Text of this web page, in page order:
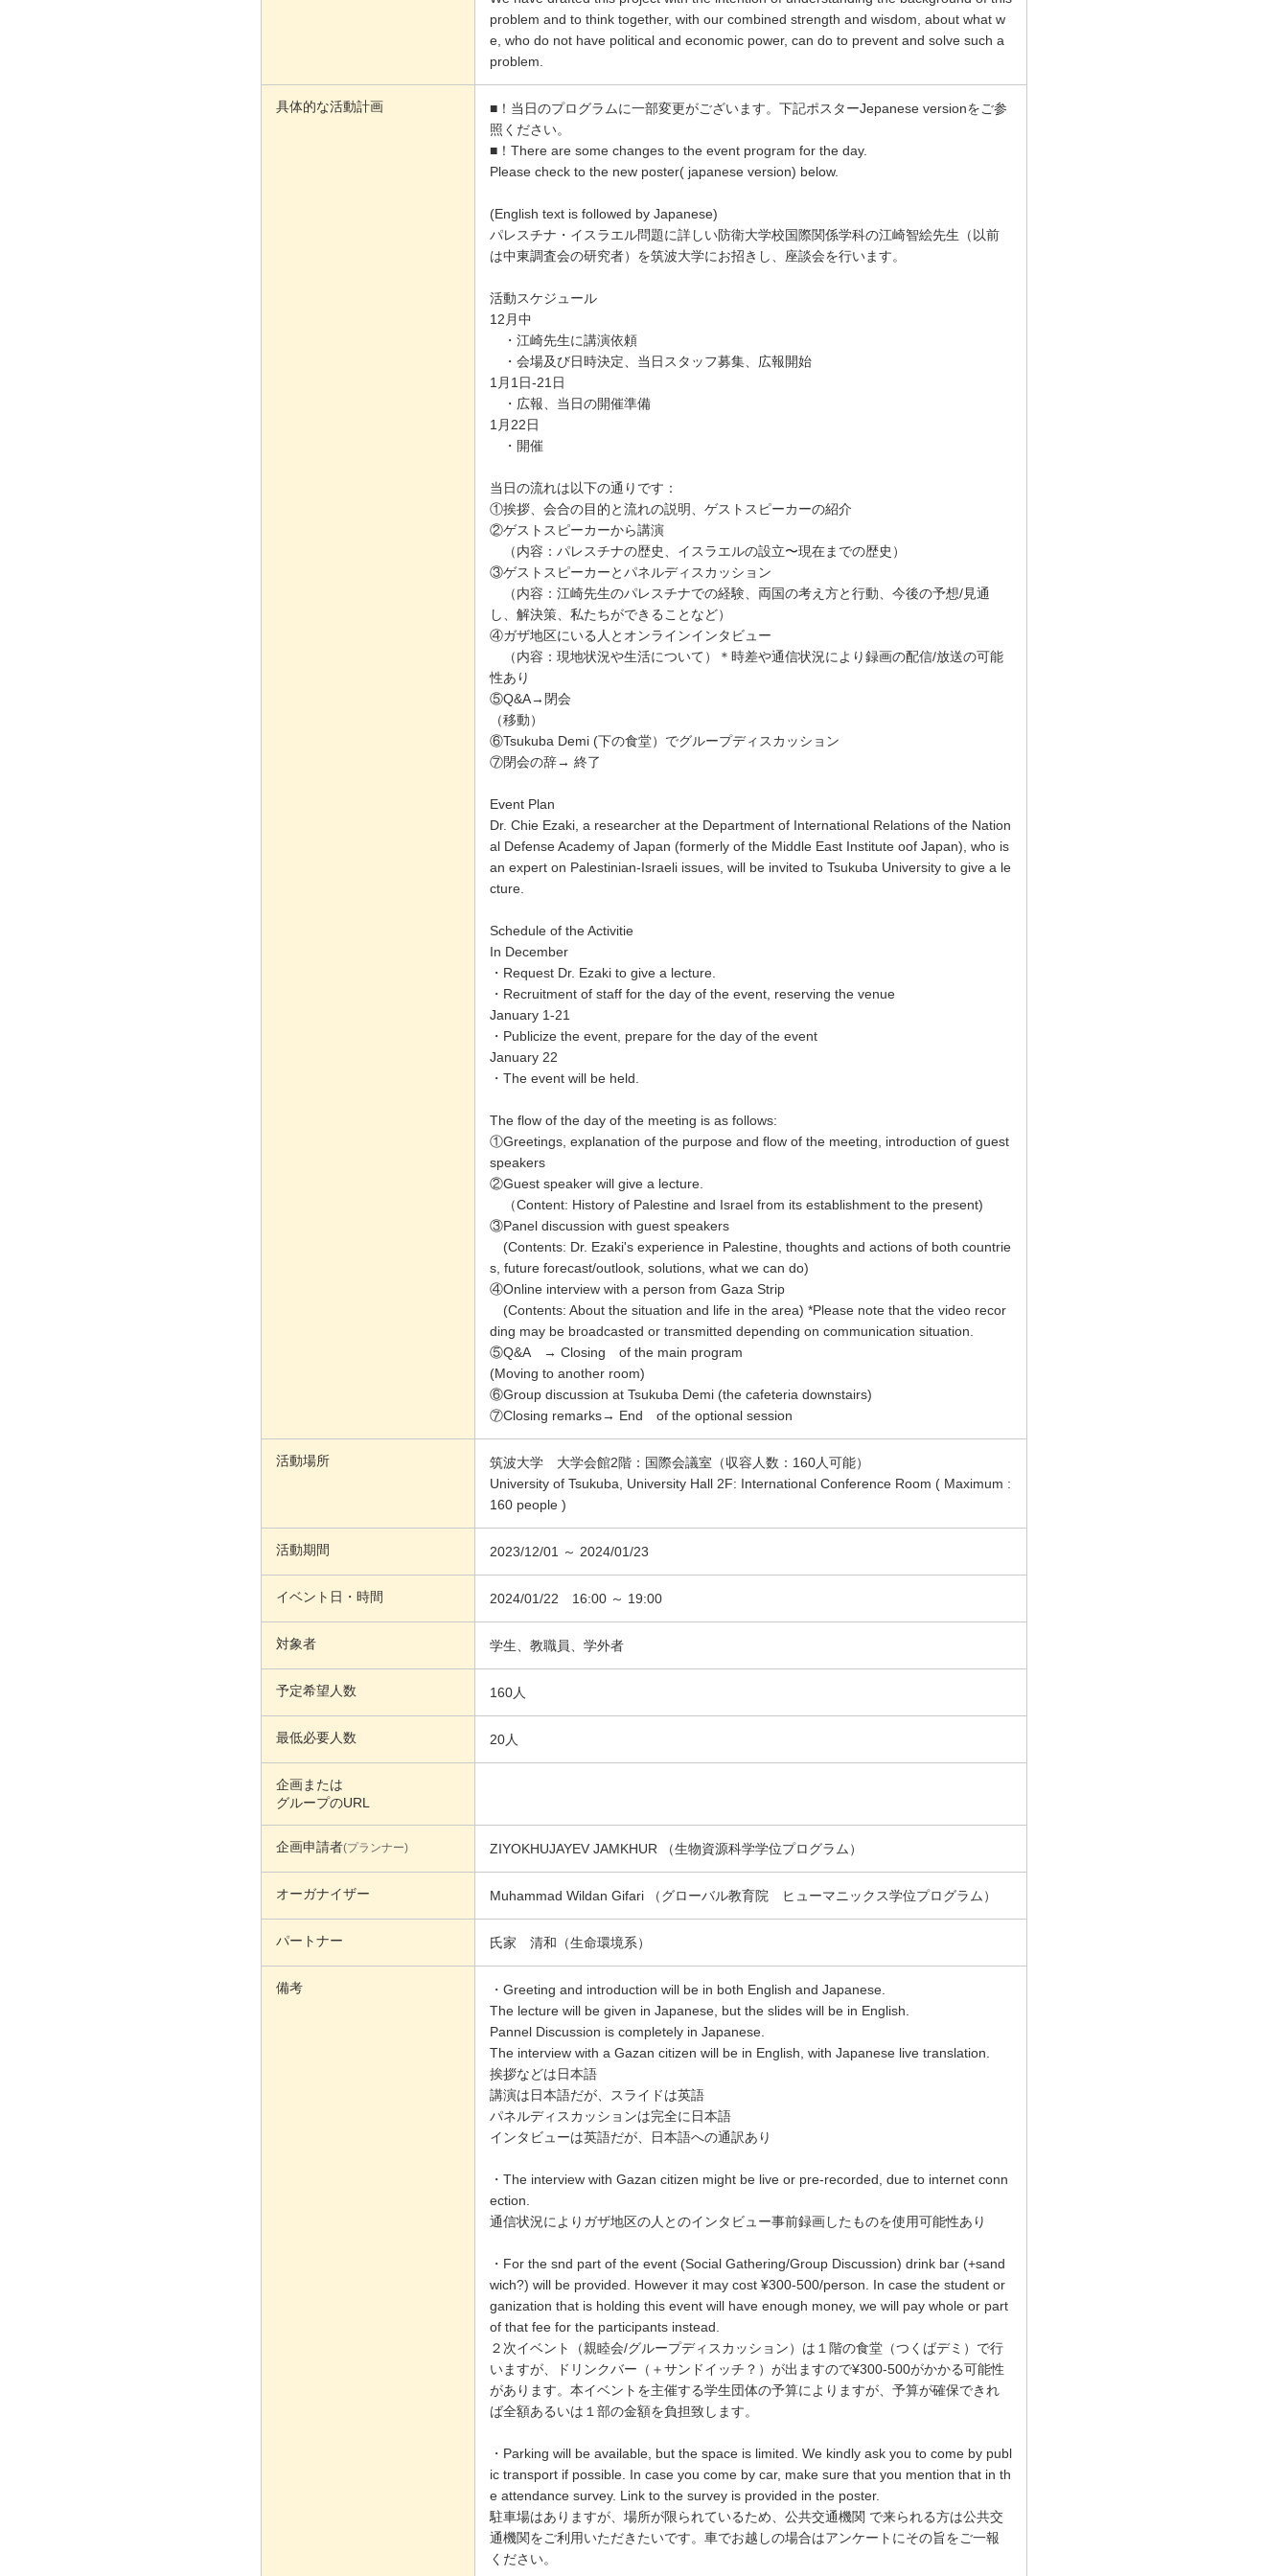
problem and to think together, with our combined strength and wisdom, about what w
e, who do not have political and economic power, can do to prevent and solve such a
problem.
具体的な活動計画
■！当日のプログラムに一部変更がございます。下記ポスターJepanese versionをご参
照ください。
■！There are some changes to the event program for the day.
Please check to the new poster( japanese version) below.
(English text is followed by Japanese)
パレスチナ・イスラエル問題に詳しい防衛大学校国際関係学科の江崎智絵先生（以前
は中東調査会の研究者）を筑波大学にお招きし、座談会を行います。
活動スケジュール
12月中
・江崎先生に講演依頼
・会場及び日時決定、当日スタッフ募集、広報開始
1月1日-21日
・広報、当日の開催準備
1月22日
・開催
当日の流れは以下の通りです：
①挨拶、会合の目的と流れの説明、ゲストスピーカーの紹介
②ゲストスピーカーから講演
（内容：パレスチナの歴史、イスラエルの設立〜現在までの歴史）
③ゲストスピーカーとパネルディスカッション
（内容：江崎先生のパレスチナでの経験、両国の考え方と行動、今後の予想/見通
し、解決策、私たちができることなど）
④ガザ地区にいる人とオンラインインタビュー
（内容：現地状況や生活について）＊時差や通信状況により録画の配信/放送の可能
性あり
⑤Q&A→閉会
（移動）
⑥Tsukuba Demi (下の食堂）でグループディスカッション
⑦閉会の辞→ 終了
Event Plan
Dr. Chie Ezaki, a researcher at the Department of International Relations of the Nation
al Defense Academy of Japan (formerly of the Middle East Institute oof Japan), who is
an expert on Palestinian-Israeli issues, will be invited to Tsukuba University to give a le
cture.
Schedule of the Activitie
In December
・Request Dr. Ezaki to give a lecture.
・Recruitment of staff for the day of the event, reserving the venue
January 1-21
・Publicize the event, prepare for the day of the event
January 22
・The event will be held.
The flow of the day of the meeting is as follows:
①Greetings, explanation of the purpose and flow of the meeting, introduction of guest
speakers
②Guest speaker will give a lecture.
（Content: History of Palestine and Israel from its establishment to the present)
③Panel discussion with guest speakers
(Contents: Dr. Ezaki's experience in Palestine, thoughts and actions of both countrie
s, future forecast/outlook, solutions, what we can do)
④Online interview with a person from Gaza Strip
(Contents: About the situation and life in the area) *Please note that the video recor
ding may be broadcasted or transmitted depending on communication situation.
⑤Q&A → Closing of the main program
(Moving to another room)
⑥Group discussion at Tsukuba Demi (the cafeteria downstairs)
⑦Closing remarks→ End of the optional session
活動場所
筑波大学 大学会館2階：国際会議室（収容人数：160人可能）
University of Tsukuba, University Hall 2F: International Conference Room ( Maximum :
160 people )
活動期間 2023/12/01 ～ 2024/01/23
イベント日・時間 2024/01/22 16:00 ～ 19:00
対象者 学生、教職員、学外者
予定希望人数 160人
最低必要人数 20人
企画または
グループのURL
企画申請者(プランナー) ZIYOKHUJAYEV JAMKHUR （生物資源科学学位プログラム）
オーガナイザー Muhammad Wildan Gifari （グローバル教育院 ヒューマニックス学位プログラム）
パートナー 氏家 清和（生命環境系）
備考
・Greeting and introduction will be in both English and Japanese.
The lecture will be given in Japanese, but the slides will be in English.
Pannel Discussion is completely in Japanese.
The interview with a Gazan citizen will be in English, with Japanese live translation.
挨拶などは日本語
講演は日本語だが、スライドは英語
パネルディスカッションは完全に日本語
インタビューは英語だが、日本語への通訳あり
・The interview with Gazan citizen might be live or pre-recorded, due to internet conn
ection.
通信状況によりガザ地区の人とのインタビュー事前録画したものを使用可能性あり
・For the snd part of the event (Social Gathering/Group Discussion) drink bar (+sand
wich?) will be provided. However it may cost ¥300-500/person. In case the student or
ganization that is holding this event will have enough money, we will pay whole or part
of that fee for the participants instead.
２次イベント（親睦会/グループディスカッション）は１階の食堂（つくばデミ）で行
いますが、ドリンクバー（＋サンドイッチ？）が出ますので¥300-500がかかる可能性
があります。本イベントを主催する学生団体の予算によりますが、予算が確保できれ
ば全額あるいは１部の金額を負担致します。
・Parking will be available, but the space is limited. We kindly ask you to come by publ
ic transport if possible. In case you come by car, make sure that you mention that in th
e attendance survey. Link to the survey is provided in the poster.
駐車場はありますが、場所が限られているため、公共交通機関 で来られる方は公共交
通機関をご利用いただきたいです。車でお越しの場合はアンケートにその旨をご一報
ください。